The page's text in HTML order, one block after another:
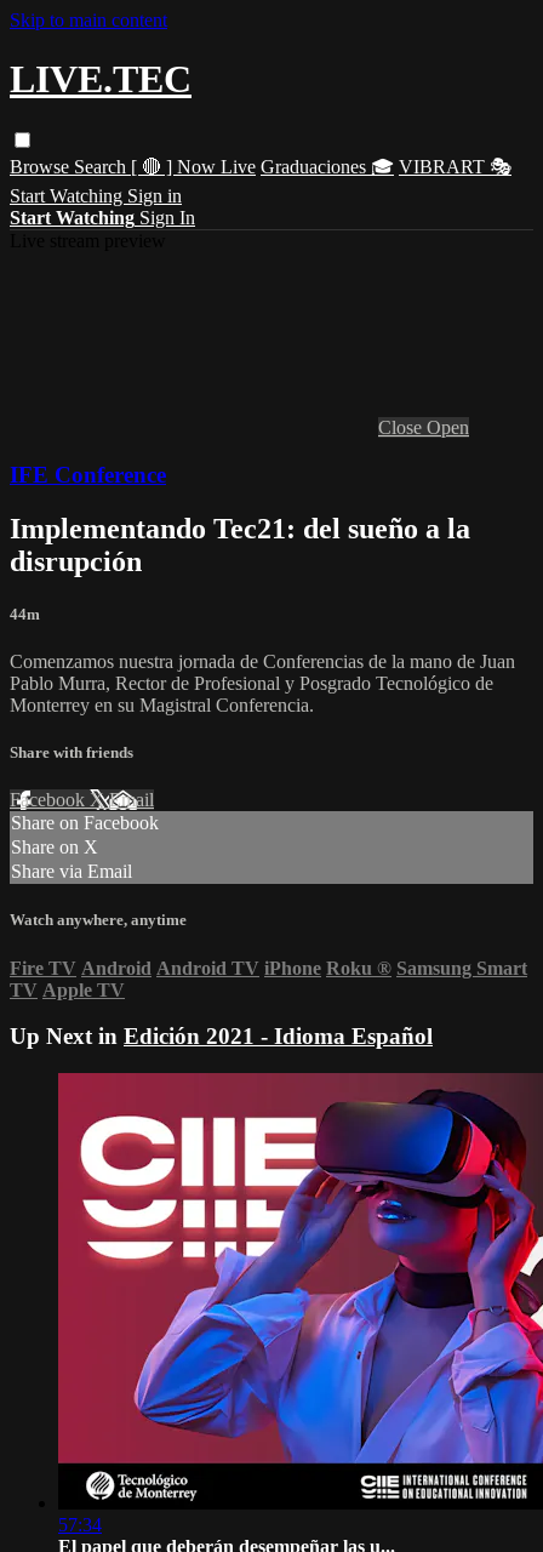
Skip to main content
LIVE.TEC
Browse Search [ 🔴 ] Now Live Graduaciones 🎓 VIBRART 🎭
Start Watching Sign in
Start Watching Sign In
Close Open
IFE Conference
Implementando Tec21: del sueño a la
disrupción
44m
Comenzamos nuestra jornada de Conferencias de la mano de Juan
Pablo Murra, Rector de Profesional y Posgrado Tecnológico de
Monterrey en su Magistral Conferencia.
Share with friends
Facebook XEmail
Share on Facebook
Share on X
Share via Email
Watch anywhere, anytime
Fire TV Android Android TV iPhone Roku ® Samsung Smart
TV Apple TV
Up Next in Edición 2021 - Idioma Español
57:34
El papel que deberán desempeñar las u...